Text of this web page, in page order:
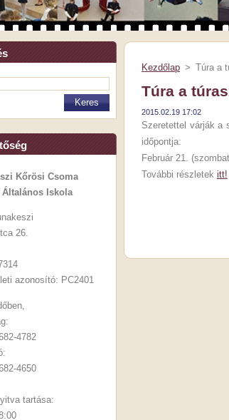
Kőrösi Csoma
Általános Iskola
26.
azonosító: PC2401
4782
4650
tartása:
Kezdőlap > Túra a
Túra a
2015.02.19 17:02
Szeretettel várják a
időpontja:
Február 21.
További részletek itt!